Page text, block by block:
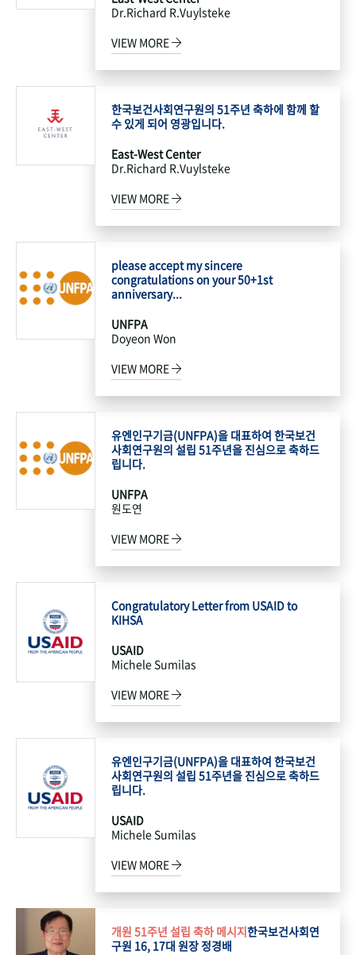
Dr.Richard R.Vuylsteke
VIEW MORE
한국보건사회연구원의 51주년 축하에 함께 할
수 있게 되어 영광입니다.
East-West Center
Dr.Richard R.Vuylsteke
VIEW MORE
please accept my sincere
congratulations on your 50+1st
anniversary...
UNFPA
Doyeon Won
VIEW MORE
유엔인구기금(UNFPA)을 대표하여 한국보건
사회연구원의 설립 51주년을 진심으로 축하드
립니다.
UNFPA
원도연
VIEW MORE
Congratulatory Letter from USAID to
KIHSA
USAID
Michele Sumilas
VIEW MORE
유엔인구기금(UNFPA)을 대표하여 한국보건
사회연구원의 설립 51주년을 진심으로 축하드
립니다.
USAID
Michele Sumilas
VIEW MORE
개원 51주년 설립 축하 메시지한국보건사회연
구원 16, 17대 원장 정경배